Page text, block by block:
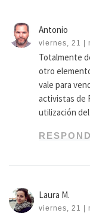
Antonio
viernes, 21 |
Totalmente
otro
vale para
activistas de
utilización
Laura M.
viernes, 21 |